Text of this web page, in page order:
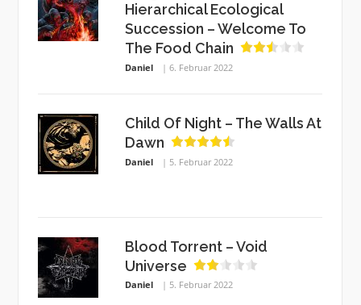
Hierarchical Ecological
Succession – Welcome To
The Food Chain
Daniel 6. Februar 2022
Child Of Night – The Walls At
Dawn
Daniel 5. Februar 2022
Blood Torrent – Void
Universe
Daniel 5. Februar 2022